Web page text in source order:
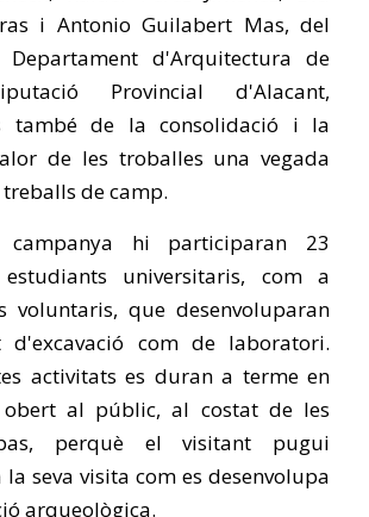
i Antonio Guilabert Mas, del
d'Arquitectura de
Provincial d'Alacant,
també de la consolidació i la
de les troballes una vegada
de camp.
campanya hi participaran 23
universitaris, com a
voluntaris, que desenvoluparan
d'excavació com de laboratori.
activitats es duran a terme en
al públic, al costat de les
perquè el visitant pugui
seva visita com es desenvolupa
arqueològica.